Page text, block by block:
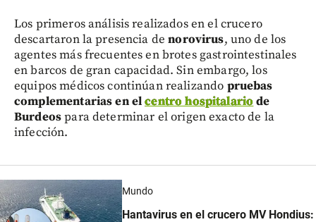
Los primeros análisis realizados en el crucero
descartaron la presencia denorovirus, uno de los
agentes más frecuentes en brotes gastrointestinales
en barcos de gran capacidad. Sin embargo, los
equipos médicos continúan realizando pruebas
complementarias en elcentro hospitalariode
Burdeospara determinar el origen exacto de la
infección.
Mundo
Hantavirus en el crucero MV Hondius: